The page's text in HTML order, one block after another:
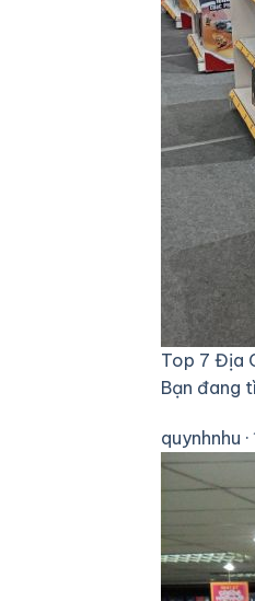
Top 7 Địa
Bạn đang
quynhnhu